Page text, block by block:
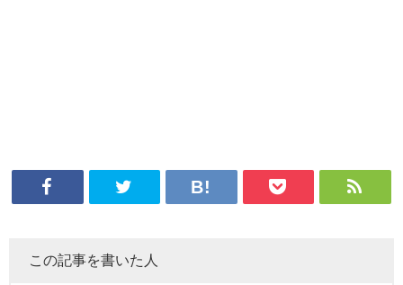
この記事を書いた人